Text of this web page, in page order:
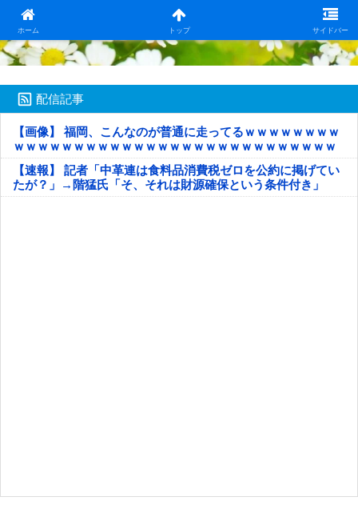
ホーム トップ サイドバー
日本第一！ニュース録
配信記事
【画像】 福岡、こんなのが普通に走ってるｗｗｗｗｗｗｗｗ
ｗｗｗｗｗｗｗｗｗｗｗｗｗｗｗｗｗｗｗｗｗｗｗｗｗｗｗ
ｗｗｗｗｗ
【速報】 記者「中革連は食料品消費税ゼロを公約に掲げてい
たが？」→階猛氏「そ、それは財源確保という条件付き」